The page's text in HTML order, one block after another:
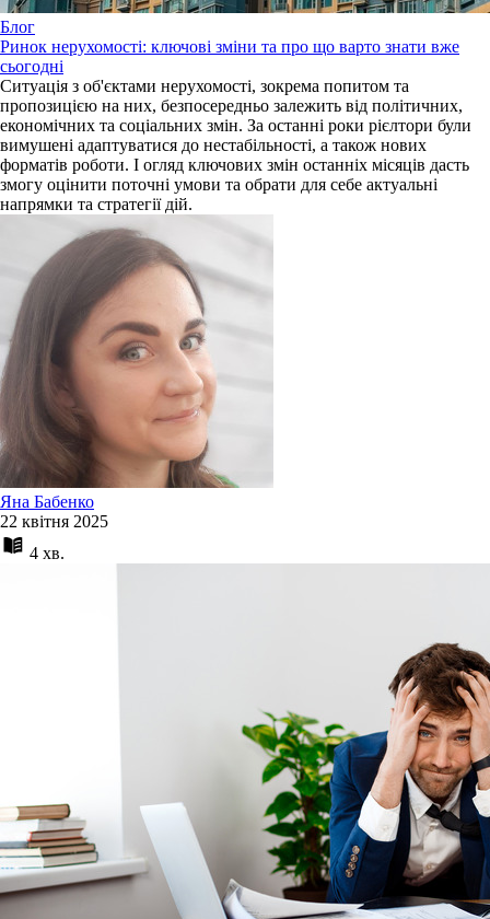
Блог
Ринок нерухомості: ключові зміни та про що варто знати вже
сьогодні
Ситуація з об'єктами нерухомості, зокрема попитом та
пропозицією на них, безпосередньо залежить від політичних,
економічних та соціальних змін. За останні роки рієлтори були
вимушені адаптуватися до нестабільності, а також нових
форматів роботи. І огляд ключових змін останніх місяців дасть
змогу оцінити поточні умови та обрати для себе актуальні
напрямки та стратегії дій.
Яна Бабенко
22 квітня 2025
4 хв.